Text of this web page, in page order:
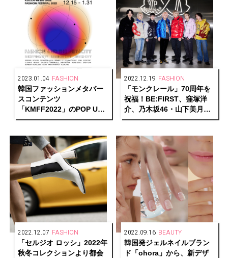
2023.01.04 FASHION
韓国ファッションメタバー
スコンテンツ
「KMFF2022」のPOP UP
STOREが阪急うめだ本店に
2022.12.19 FASHION
「モンクレール」70周年を
祝福！BE:FIRST、窪塚洋
介、乃木坂46・山下美月ら
が渋谷のポップアップスト
2022.12.07 FASHION
「セルジオ ロッシ」2022年
秋冬コレクションより都会
2022.09.16 BEAUTY
韓国発ジェルネイルブラン
ド「ohora」から、新デザ